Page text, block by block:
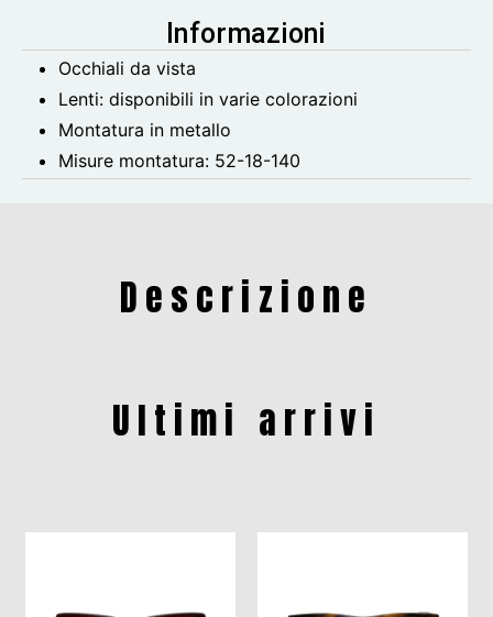
Informazioni
Occhiali da vista
Lenti: disponibili in varie colorazioni
Montatura in metallo
Misure montatura: 52-18-140
Descrizione
Ultimi arrivi